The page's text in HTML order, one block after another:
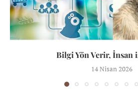
Bilgi Yön Verir, İnsan
14 Nisan 2026